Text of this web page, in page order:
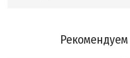
Рекомендуем